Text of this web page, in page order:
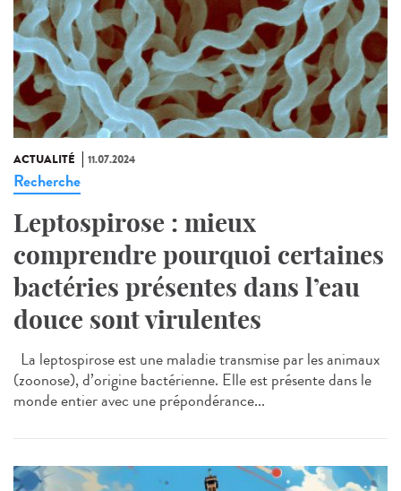
ACTUALITÉ 11.07.2024
Recherche
Leptospirose : mieux
comprendre pourquoi certaines
bactéries présentes dans l’eau
douce sont virulentes
La leptospirose est une maladie transmise par les animaux
(zoonose), d’origine bactérienne. Elle est présente dans le
monde entier avec une prépondérance...